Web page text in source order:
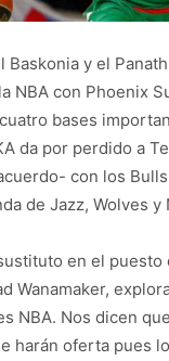
Baskonia y el
NBA con Phoenix
bases
da por perdido a
con los
de Jazz, Wolves y
en el puesto
Wanamaker,
NBA. Nos dicen
harán oferta pues